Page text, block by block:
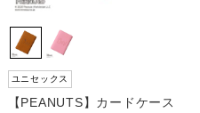
ユニセックス
【PEANUTS】カードケース